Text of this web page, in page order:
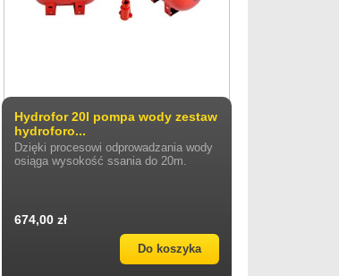
Hydrofor 20l pompa wody zestaw
hydroforo...
Dzięki procesowi odprowadzania wody
osiąga wysokość ssania do 20m.
674,00 zł
Do koszyka